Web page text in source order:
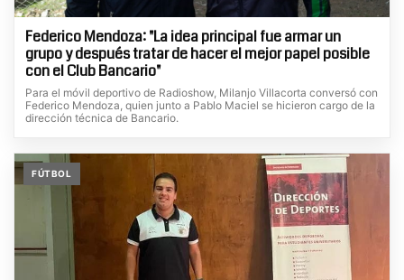
Federico Mendoza: "La idea principal fue armar un
grupo y después tratar de hacer el mejor papel posible
con el Club Bancario"
Para el móvil deportivo de Radioshow, Milanjo Villacorta conversó con
Federico Mendoza, quien junto a Pablo Maciel se hicieron cargo de la
dirección técnica de Bancario.
FÚTBOL